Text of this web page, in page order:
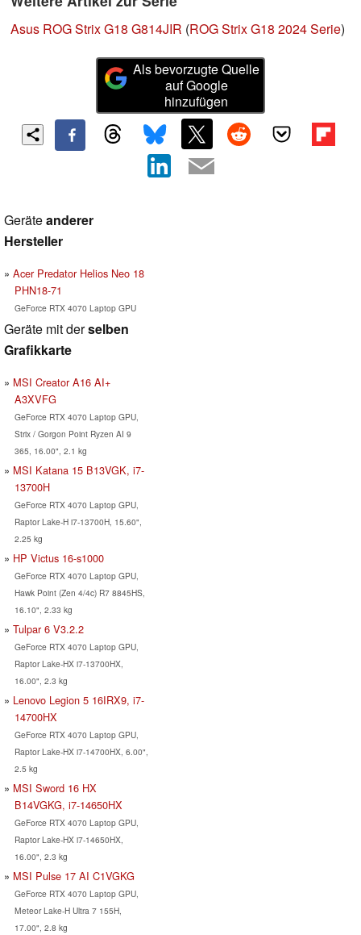
Asus ROG Strix G18 G814JIR (ROG Strix G18 2024 Serie)
Als bevorzugte Quelle
auf Google
hinzufügen
Geräteanderer
Hersteller
Acer Predator Helios Neo 18
PHN18-71
GeForce RTX 4070 Laptop GPU
Geräte mit derselben
Grafikkarte
MSI Creator A16 AI+
A3XVFG
GeForce RTX 4070 Laptop GPU,
Strix / Gorgon Point Ryzen AI 9
365, 16.00", 2.1 kg
MSI Katana 15 B13VGK, i7-
13700H
GeForce RTX 4070 Laptop GPU,
Raptor Lake-H i7-13700H, 15.60",
2.25 kg
HP Victus 16-s1000
GeForce RTX 4070 Laptop GPU,
Hawk Point (Zen 4/4c) R7 8845HS,
16.10", 2.33 kg
Tulpar 6 V3.2.2
GeForce RTX 4070 Laptop GPU,
Raptor Lake-HX i7-13700HX,
16.00", 2.3 kg
Lenovo Legion 5 16IRX9, i7-
14700HX
GeForce RTX 4070 Laptop GPU,
Raptor Lake-HX i7-14700HX, 6.00",
2.5 kg
MSI Sword 16 HX
B14VGKG, i7-14650HX
GeForce RTX 4070 Laptop GPU,
Raptor Lake-HX i7-14650HX,
16.00", 2.3 kg
MSI Pulse 17 AI C1VGKG
GeForce RTX 4070 Laptop GPU,
Meteor Lake-H Ultra 7 155H,
17.00", 2.8 kg